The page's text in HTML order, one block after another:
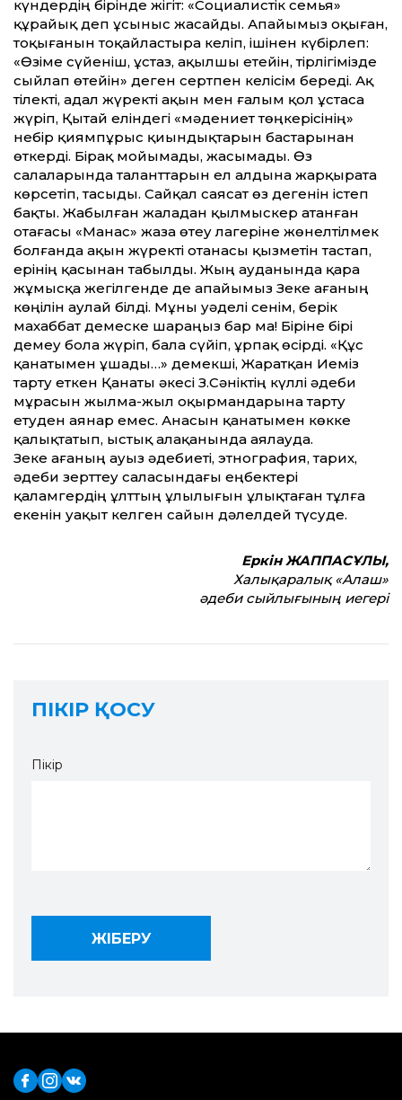
күндердің бірінде жігіт: «Социалистік семья»
құрайық деп ұсыныс жасайды. Апайымыз оқыған,
тоқығанын тоқайластыра келіп, ішінен күбірлеп:
«Өзіме сүйеніш, ұстаз, ақылшы ете­йін, тірлігімізде
сыйлап өте­йін» деген сертпен келісім береді. Ақ
тілекті, адал жүректі ақын мен ғалым қол ұстаса
жүріп, Қытай еліндегі «мәдениет төңкерісінің»
небір қиямпұрыс қиындықтарын бастарынан
өткерді. Бірақ мойымады, жасымады. Өз
салаларында талант­тарын ел алдына жарқырата
көрсетіп, тасыды. Сайқал саясат өз дегенін істеп
бақты. Жабылған жаладан қылмыскер атанған
отағасы «Манас» жаза өтеу лагеріне жөнелтілмек
болғанда ақын жүректі отанасы қызметін тастап,
ерінің қасынан табылды. Жың ауданында қара
жұмысқа жегілгенде де апайымыз Зеке ағаның
көңілін аулай білді. Мұны уәделі сенім, берік
махаббат демеске шараңыз бар ма! Біріне бірі
демеу бола жүріп, бала сүйіп, ұрпақ өсірді. «Құс
қанатымен ұшады…» демекші, Жаратқан Иеміз
тарту еткен Қанаты әкесі З.Сәніктің күллі әдеби
мұрасын жылма-жыл оқырмандарына тарту
етуден аянар емес. Анасын қанатымен көкке
қалықтатып, ыстық алақанында аялауда.
Зеке ағаның ауыз әдебиеті, этнография, тарих,
әдеби зерт­теу саласындағы еңбектері
қаламгердің ұлт­тың ұлылығын ұлықтаған тұлға
екенін уақыт келген сайын дәлелдей түсуде.
Еркін ЖАППАСҰЛЫ,
Халықаралық «Алаш»
әдеби сыйлығының иегері
ПІКІР ҚОСУ
Пікір